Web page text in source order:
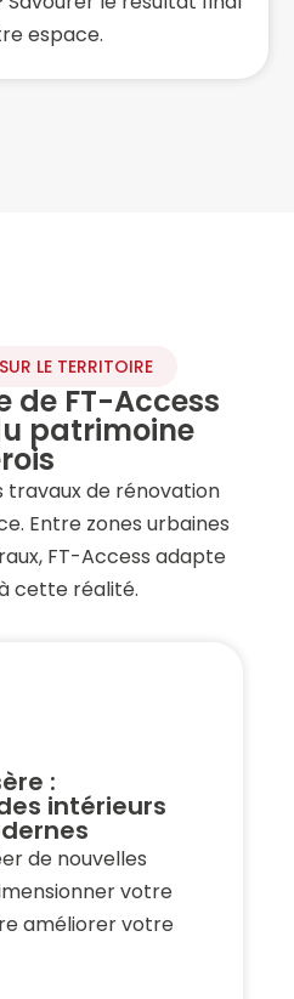
espace.
LE TERRITOIRE
de FT-Access
patrimoine
travaux de rénovation
Entre zones urbaines
FT-Access adapte
cette réalité.
:
intérieurs
de nouvelles
votre
améliorer votre